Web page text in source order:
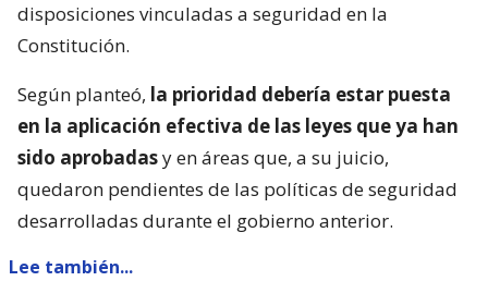
disposiciones vinculadas a seguridad en la
Constitución.
Según planteó, la prioridad debería estar puesta
en la aplicación efectiva de las leyes que ya han
sido aprobadasy en áreas que, a su juicio,
quedaron pendientes de las políticas de seguridad
desarrolladas durante el gobierno anterior.
Lee también...